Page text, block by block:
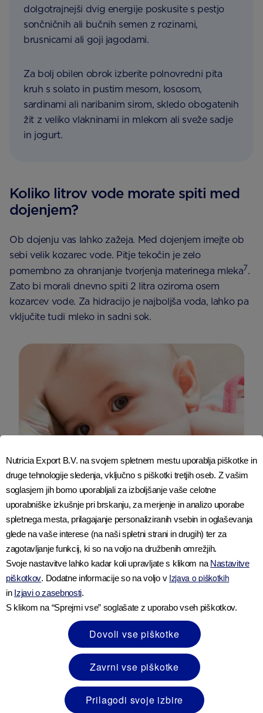
dolgotrajnejši dvig energije poskusite s pestjo
sončničnih ali bučnih semen z rozinami,
brusnicami ali goji jagodami.
Za bolj obilen obrok izberite polnovredni pita
kruh s solato in pustim mesom, lososom,
sardinami ali naribanim sirom, skledo obogatenih
žit z veliko vlakninami in mlekom ali sveže sadje
in jogurt.
Koliko litrov vode morate spiti med
dojenjem?
Ob dojenju vas lahko zažeja. Med dojenjem imejte ob
sebi velik kozarec vode. Pitje tekočin je zelo
pomembno za ohranjanje tvorjenja materinega mleka7.
Zato bi morali dnevno spiti 2 litra oziroma osem
kozarcev vode. Za hidracijo je najboljša voda, lahko pa
vključite tudi mleko in sadni sok.
Izogibajte se prevelikim količinam močnega čaja in
kave, saj se lahkokofeinprenese na otroka.
Izogibajte se tudi alkoholu, saj lahko prehaja v
mleko.
Vitamini in dojenje
Vitamin D, znan kot sončni vitamin, je bistvenega
pomena za normalen razvoj kosti. Ker so nekatera
območja premalo obsijana s sončno svetlobo,
zdravstvena služba svetuje jemanje 10 mikrogramov
Nutricia Export B.V. na svojem spletnem mestu uporablja piškotke in
druge tehnologije sledenja, vključno s piškotki tretjih oseb. Z vašim
soglasjem jih bomo uporabljali za izboljšanje vaše celotne
uporabniške izkušnje pri brskanju, za merjenje in analizo uporabe
spletnega mesta, prilagajanje personaliziranih vsebin in oglaševanja
glede na vaše interese (na naši spletni strani in drugih) ter za
zagotavljanje funkcij, ki so na voljo na družbenih omrežjih.
Svoje nastavitve lahko kadar koli upravljate s klikom na Nastavitve
piškotkov. Dodatne informacije so na voljo v Izjava o piškotkih
in Izjavi o zasebnosti.
S klikom na “Sprejmi vse” soglašate z uporabo vseh piškotkov.
Dovoli vse piškotke
Zavrni vse piškotke
Prilagodi svoje izbire